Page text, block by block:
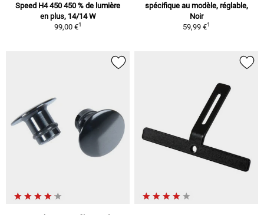
Speed H4 450 450 % de lumière
en plus, 14/14 W
99,00 €1
spécifique au modèle, réglable,
Noir
59,99 €1